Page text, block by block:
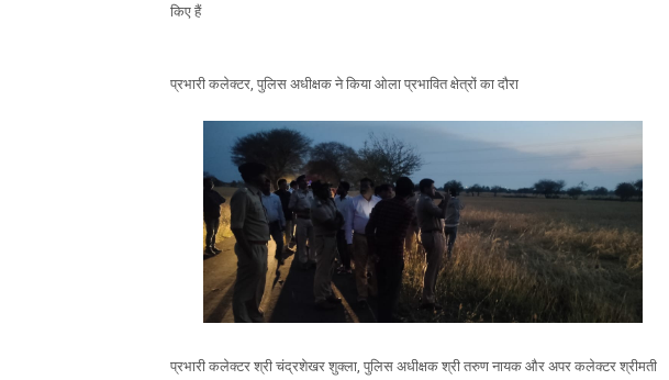
किए हैं
प्रभारी कलेक्टर, पुलिस अधीक्षक ने किया ओला प्रभावित क्षेत्रों का दौरा
प्रभारी कलेक्टर श्री चंद्रशेखर शुक्ला, पुलिस अधीक्षक श्री तरुण नायक और अपर कलेक्टर श्रीमती